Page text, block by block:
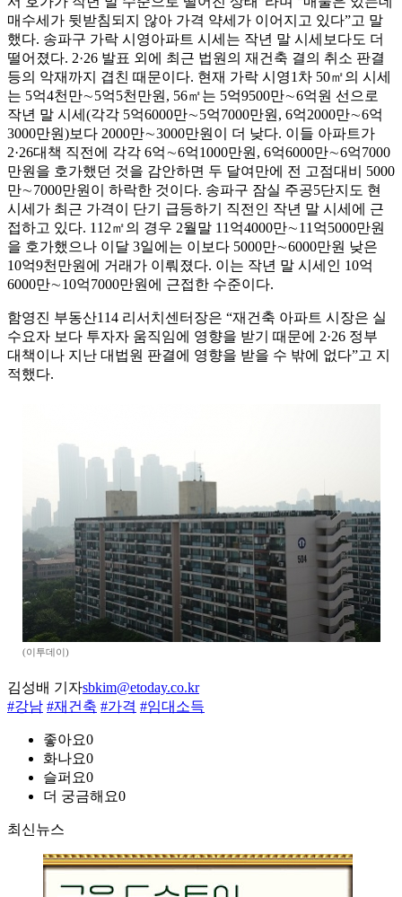
매수세가 뒷받침되지 않아 가격 약세가 이어지고 있다”고 말
했다. 송파구 가락 시영아파트 시세는 작년 말 시세보다도 더
떨어졌다. 2·26 발표 외에 최근 법원의 재건축 결의 취소 판결
등의 악재까지 겹친 때문이다. 현재 가락 시영1차 50㎡의 시세
는 5억4천만∼5억5천만원, 56㎡는 5억9500만∼6억원 선으로
작년 말 시세(각각 5억6000만∼5억7000만원, 6억2000만∼6억
3000만원)보다 2000만∼3000만원이 더 낮다. 이들 아파트가
2·26대책 직전에 각각 6억∼6억1000만원, 6억6000만∼6억7000
만원을 호가했던 것을 감안하면 두 달여만에 전 고점대비 5000
만∼7000만원이 하락한 것이다. 송파구 잠실 주공5단지도 현
시세가 최근 가격이 단기 급등하기 직전인 작년 말 시세에 근
접하고 있다. 112㎡의 경우 2월말 11억4000만∼11억5000만원
을 호가했으나 이달 3일에는 이보다 5000만∼6000만원 낮은
10억9천만원에 거래가 이뤄졌다. 이는 작년 말 시세인 10억
6000만∼10억7000만원에 근접한 수준이다.
함영진 부동산114 리서치센터장은 “재건축 아파트 시장은 실
수요자 보다 투자자 움직임에 영향을 받기 때문에 2·26 정부
대책이나 지난 대법원 판결에 영향을 받을 수 밖에 없다”고 지
적했다.
(이투데이)
김성배 기자sbkim@etoday.co.kr
#강남 #재건축 #가격 #임대소득
좋아요0
화나요0
슬퍼요0
더 궁금해요0
최신뉴스